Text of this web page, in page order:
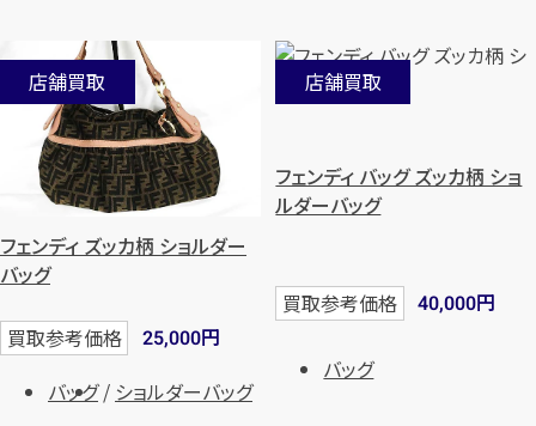
店舗買取
フェンディ ズッカ柄 ショルダー
バッグ
買取参考価格 25,000円
バッグ
ショルダーバッグ
店舗買取
フェンディ バッグ ズッカ柄 ショ
ルダーバッグ
買取参考価格 40,000円
バッグ